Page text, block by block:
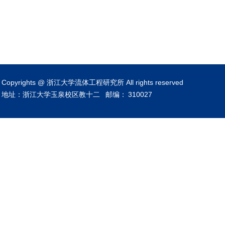
Copyrights @ 浙江大学流体工程研究所 All rights reserved
地址：浙江大学玉泉校区教十二
邮编： 310027